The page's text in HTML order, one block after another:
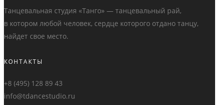
Танцевальная студия «Танго» — танцевальный рай,
в котором любой человек, сердце которого отдано танцу,
найдет свое место.
КОНТАКТЫ
+8 (495) 128 89 43
info@tdancestudio.ru